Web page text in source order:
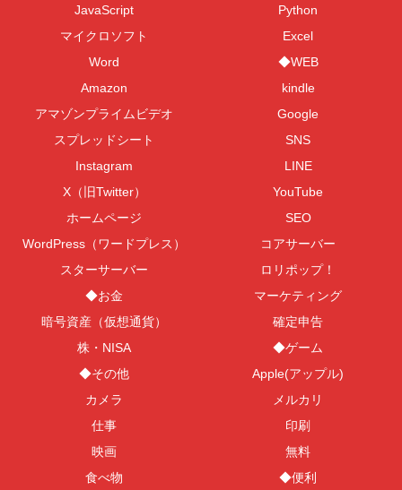
JavaScript
Python
マイクロソフト
Excel
Word
◆WEB
Amazon
kindle
アマゾンプライムビデオ
Google
スプレッドシート
SNS
Instagram
LINE
X（旧Twitter）
YouTube
ホームページ
SEO
WordPress（ワードプレス）
コアサーバー
スターサーバー
ロリポップ！
◆お金
マーケティング
暗号資産（仮想通貨）
確定申告
株・NISA
◆ゲーム
◆その他
Apple(アップル)
カメラ
メルカリ
仕事
印刷
映画
無料
食べ物
◆便利